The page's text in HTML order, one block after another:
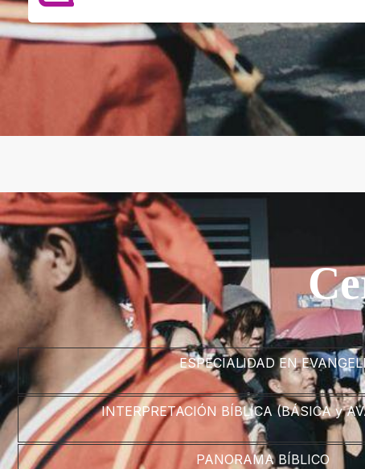
ESPECIALIDAD EN
INTERPRETACIÓN BÍBLICA (BÁSICA y
PANORAMA BÍBLICO